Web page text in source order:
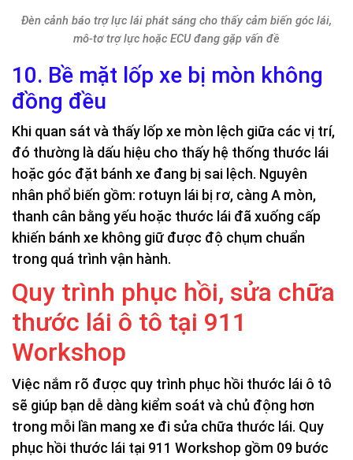
Đèn cảnh báo trợ lực lái phát sáng cho thấy cảm biến góc lái,
mô-tơ trợ lực hoặc ECU đang gặp vấn đề
10. Bề mặt lốp xe bị mòn không
đồng đều
Khi quan sát và thấy lốp xe mòn lệch giữa các vị trí,
đó thường là dấu hiệu cho thấy hệ thống thước lái
hoặc góc đặt bánh xe đang bị sai lệch. Nguyên
nhân phổ biến gồm: rotuyn lái bị rơ, càng A mòn,
thanh cân bằng yếu hoặc thước lái đã xuống cấp
khiến bánh xe không giữ được độ chụm chuẩn
trong quá trình vận hành.
Quy trình phục hồi, sửa chữa
thước lái ô tô tại 911
Workshop
Việc nắm rõ được quy trình phục hồi thước lái ô tô
sẽ giúp bạn dễ dàng kiểm soát và chủ động hơn
trong mỗi lần mang xe đi sửa chữa thước lái. Quy
phục hồi thước lái tại 911 Workshop gồm 09 bước